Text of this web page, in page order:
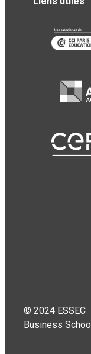
© 2024 ESSEC
Business School